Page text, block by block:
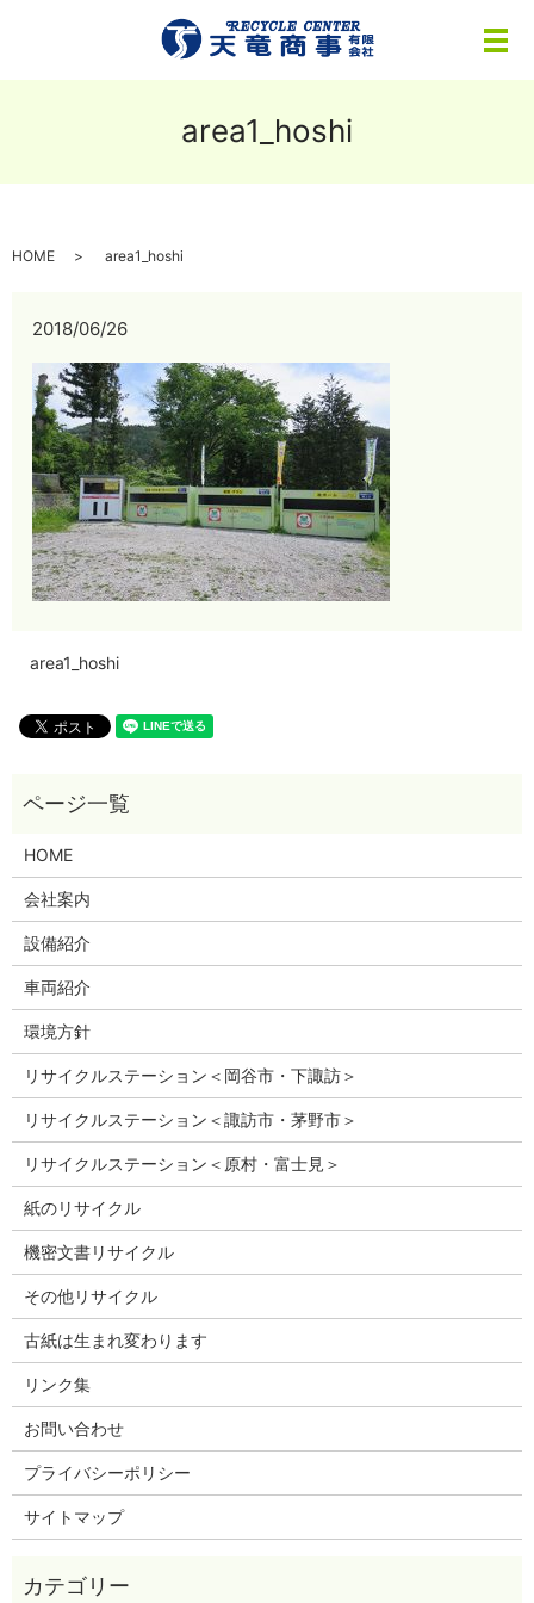
メ
area1_hoshi
HOME area1_hoshi
2018/06/26
area1_hoshi
HOME
会社案内
設備紹介
車両紹介
環境方針
リサイクルステーション＜岡谷市・下諏訪＞
リサイクルステーション＜諏訪市・茅野市＞
リサイクルステーション＜原村・富士見＞
紙のリサイクル
機密文書リサイクル
その他リサイクル
古紙は生まれ変わります
リンク集
お問い合わせ
プライバシーポリシー
サイトマップ